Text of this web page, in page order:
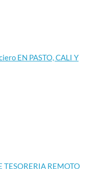
EN PASTO, CALI Y
TESORERIA REMOTO